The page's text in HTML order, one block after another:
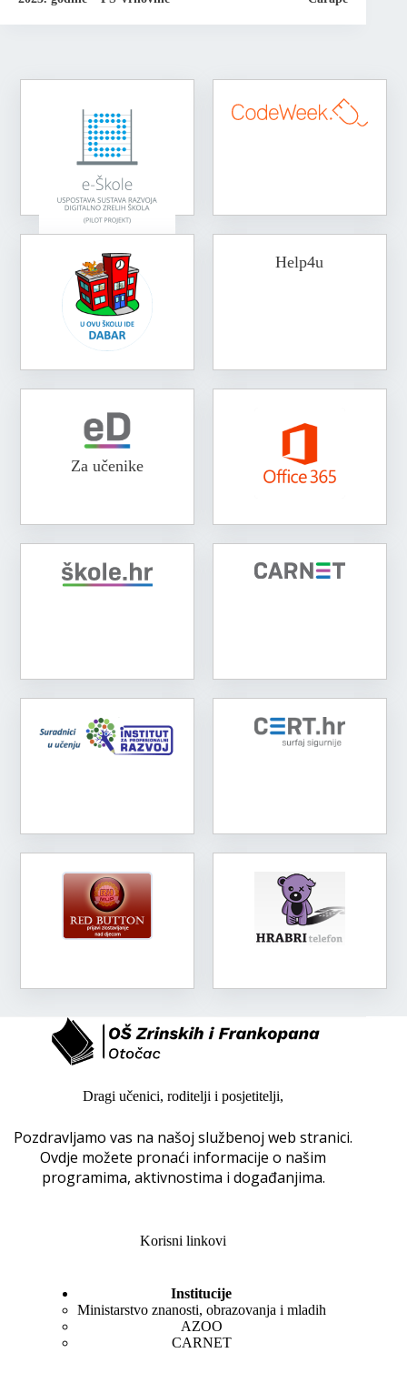
Help4u
Za učenike
Dragi učenici, roditelji i posjetitelji,
Pozdravljamo vas na našoj službenoj web stranici.
Ovdje možete pronaći informacije o našim
programima, aktivnostima i događanjima.
Korisni linkovi
Institucije
Ministarstvo znanosti, obrazovanja i mladih
AZOO
CARNET